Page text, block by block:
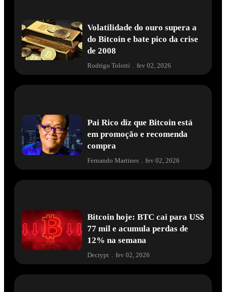
Volatilidade do ouro supera a
do Bitcoin e bate pico da crise
de 2008
Rodrigo Tolotti . fev 02, 2026
Pai Rico diz que Bitcoin está
em promoção e recomenda
compra
Fernando Martines fev 02, 2026
Bitcoin hoje: BTC cai para US$
77 mil e acumula perdas de
12% na semana
Decrypt . fev 02, 2026